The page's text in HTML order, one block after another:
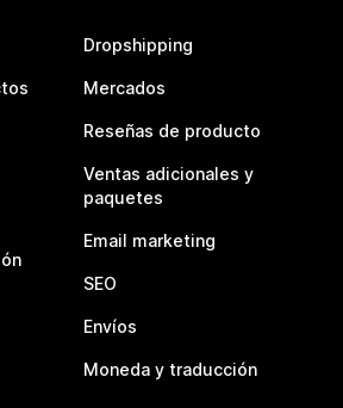
Dropshipping
Mercados
Reseñas de producto
Ventas adicionales y
paquetes
Email marketing
SEO
Envíos
Moneda y traducción